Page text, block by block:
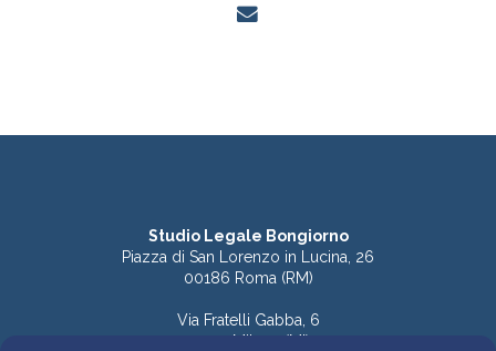
Studio Legale Bongiorno
Piazza di San Lorenzo in Lucina, 26
00186 Roma (RM)
Via Fratelli Gabba, 6
20121 Milano (MI)